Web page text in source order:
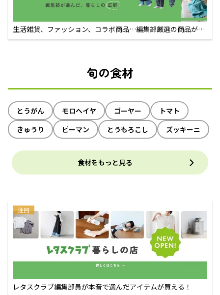
生活雑貨、ファッション、コラボ商品…編集部厳選の商品が買
えるECサイト
旬の食材
とうがん モロヘイヤ ゴーヤー
トマト
きゅうり
ピーマン とうもろこし ズッキーニ
食材をもっと見る
注目
レタスクラブ編集部員が本音で選んだアイテムが買える！